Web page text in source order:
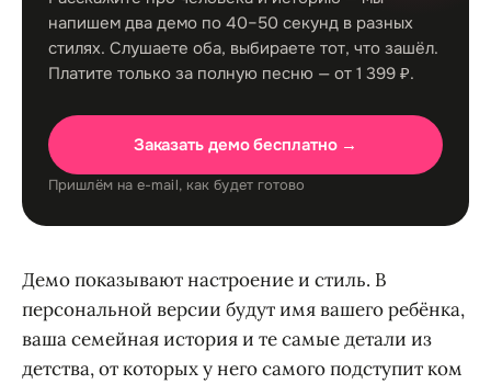
напишем два демо по 40–50 секунд в разных
стилях. Слушаете оба, выбираете тот, что зашёл.
Платите только за полную песню — от 1 399 ₽.
Заказать демо бесплатно →
Пришлём на e-mail, как будет готово
Демо показывают настроение и стиль. В
персональной версии будут имя вашего ребёнка,
ваша семейная история и те самые детали из
детства, от которых у него самого подступит ком